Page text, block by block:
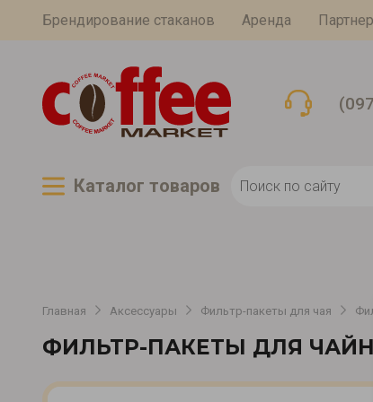
Брендирование стаканов Аренда
Каталог товаров
Главная Аксессуары Фильтр-пакеты для чая
ФИЛЬТР-ПАКЕТЫ ДЛЯ